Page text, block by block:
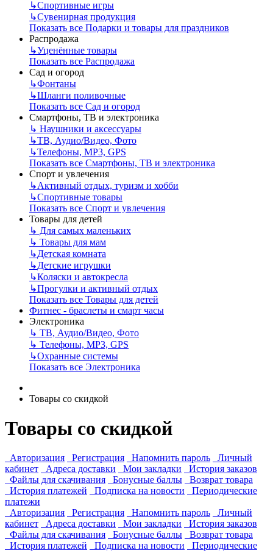
↳Спортивные игры
↳Сувенирная продукция
Показать все Подарки и товары для праздников
Распродажа
↳Уценённые товары
Показать все Распродажа
Сад и огород
↳Фонтаны
↳Шланги поливочные
Показать все Сад и огород
Смартфоны, ТВ и электроника
↳ Наушники и аксессуары
↳ТВ, Аудио/Видео, Фото
↳Телефоны, МР3, GPS
Показать все Смартфоны, ТВ и электроника
Спорт и увлечения
↳Активный отдых, туризм и хобби
↳Спортивные товары
Показать все Спорт и увлечения
Товары для детей
↳ Для самых маленьких
↳ Товары для мам
↳Детская комната
↳Детские игрушки
↳Коляски и автокресла
↳Прогулки и активный отдых
Показать все Товары для детей
Фитнес - браслеты и смарт часы
Электроника
↳ ТВ, Аудио/Видео, Фото
↳ Телефоны, МР3, GPS
↳Охранные системы
Показать все Электроника
Товары со скидкой
Товары со скидкой
Авторизация Регистрация Напомнить пароль
Личный
кабинет
Адреса доставки Мои закладки
История заказов
Файлы для скачивания
Бонусные баллы
Возврат товара
История платежей
Подписка на новости
Периодические
платежи
Авторизация
Регистрация Напомнить пароль
Личный
кабинет
Адреса доставки Мои закладки
История заказов
Файлы для скачивания
Бонусные баллы
Возврат товара
История платежей
Подписка на новости
Периодические